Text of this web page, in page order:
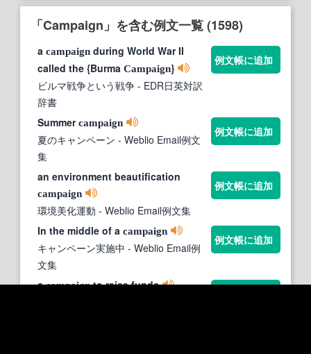
「Campaign」を含む例文一覧 (1598)
a campaign during World War II
called the {Burma Campaign}
ビルマ戦争という戦争 - EDR日英対訳
辞書
例文帳に追加
Summercampaign
夏のキャンペーン - Weblio Email例文
集
例文帳に追加
an environment beautification
campaign
環境美化運動 - Weblio Email例文集
例文帳に追加
In the middle of a campaign
キャンペーン実施中 - Weblio Email例
文集
例文帳に追加
acampaignto raise funds